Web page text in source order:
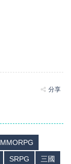
分享
MMORPG
SRPG
三國